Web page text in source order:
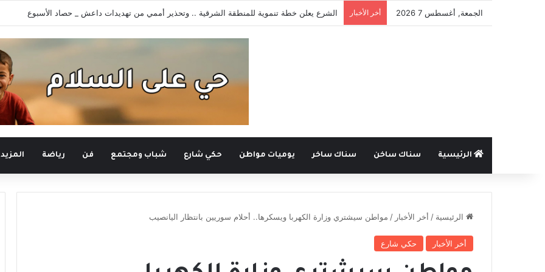
الجمعة, أغسطس 7 2026 أخر الأخبار الشرع يعلن خطة تنموية للمنطقة الشرقية .. وتحذير أممي من تهديدات داعش _ حصاد الأسبوع
الرئيسية سناك ساخن سناك ساخر يوميات مواطن حكي شارع شباب ومجتمع فن رياضة المزيد
الرئيسية / أخر الأخبار / مواطن سيشتري وزارة الكهربا ويسكرها.. أحلام سوريين بانتظار اليانصيب
أخر الأخبار حكي شارع